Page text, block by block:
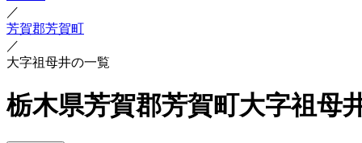
／
芳賀郡芳賀町
／
大字祖母井の一覧
栃木県芳賀郡芳賀町大字祖母